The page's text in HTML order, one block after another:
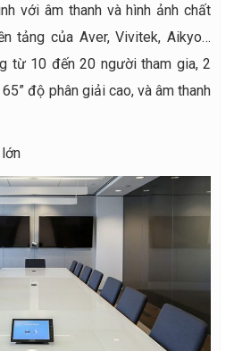
với âm thanh và hình ảnh chất
tảng của Aver, Vivitek, Aikyo…
từ 10 đến 20 người tham gia, 2
độ phân giải cao, và âm thanh